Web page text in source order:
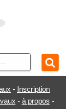
- Inscription
- à propos -